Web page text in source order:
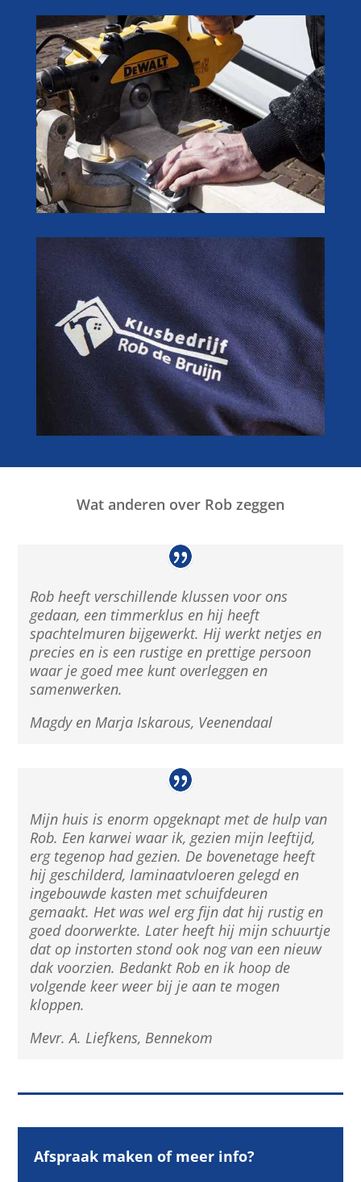
Wat anderen over Rob zeggen
Rob heeft verschillende klussen voor ons
gedaan, een timmerklus en hij heeft
spachtelmuren bijgewerkt. Hij werkt netjes en
precies en is een rustige en prettige persoon
waar je goed mee kunt overleggen en
samenwerken.
Magdy en Marja Iskarous, Veenendaal
Mijn huis is enorm opgeknapt met de hulp van
Rob. Een karwei waar ik, gezien mijn leeftijd,
erg tegenop had gezien. De bovenetage heeft
hij geschilderd, laminaatvloeren gelegd en
ingebouwde kasten met schuifdeuren
gemaakt. Het was wel erg fijn dat hij rustig en
goed doorwerkte. Later heeft hij mijn schuurtje
dat op instorten stond ook nog van een nieuw
dak voorzien. Bedankt Rob en ik hoop de
volgende keer weer bij je aan te mogen
kloppen.
Mevr. A. Liefkens, Bennekom
Afspraak maken of meer info?